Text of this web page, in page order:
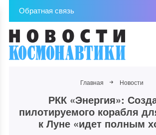
Обратная связь
Главная Новости
РКК «Энергия»:
пилотируемого корабля
к Луне «идет полным